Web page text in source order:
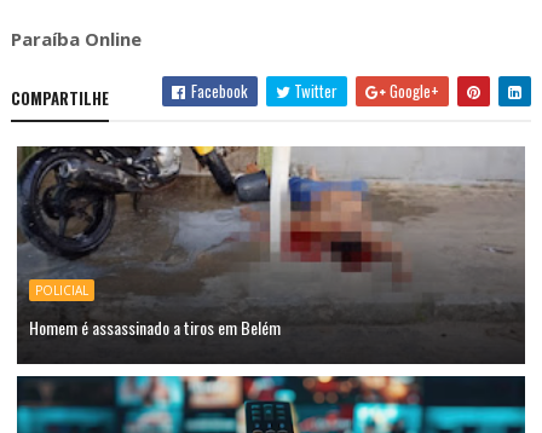
Paraíba Online
COMPARTILHE Facebook Twitter Google+
POLICIAL
Homem é assassinado a tiros em Belém